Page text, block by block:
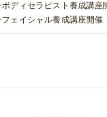
ディセラピスト養成講座
ェイシャル養成講座開催